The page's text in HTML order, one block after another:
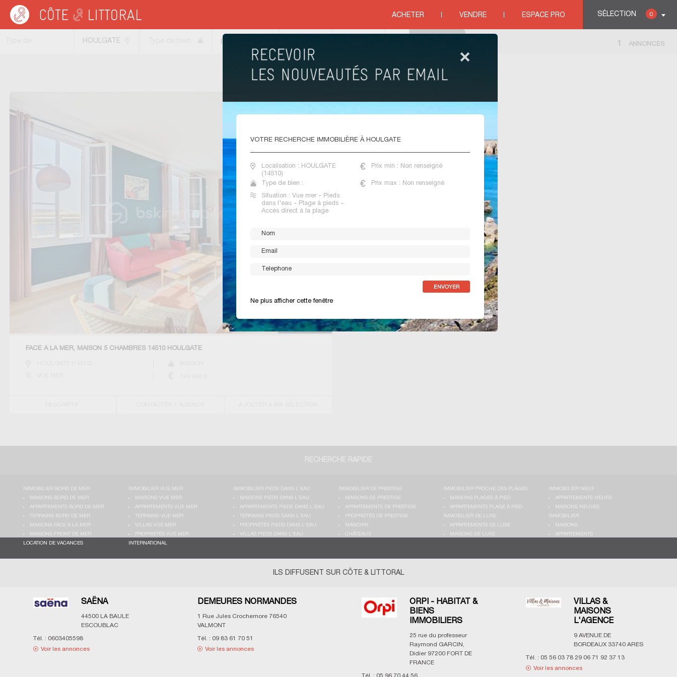
SÉLECTION 0
ACHETER VENDRE ESPACE PRO
Côte & Littoral > Immobilier bord de mer>Maisons bord de mer
VENTE MAISONS DE VACANCES HOULGATE
10 photo(s)
FACE À LA MER, MAISON 5 CHAMBRES 14510 HOULGATE
HOULGATE
Plage à
1 ANNONCES
VOTRE RECHERCHE IMMOBILIÈRE À HOULGATE
Localisation : HOULGATE
(14510)
Prix min : Non renseigné
Type de bien : Prix max : Non renseigné
Situation : Vue mer - Pieds
dans l'eau - Plage à pieds -
Accès direct à la plage
Ne plus afficher cette fenêtre
RECHERCHE RAPIDE
IMMOBILIER BORD DE MER
MAISONS BORD DE MER
APPARTEMENTS BORD DE MER
TERRAINS BORD DE MER
MAISONS FACE À LA MER
MAISONS FRONT DE MER
IMMOBILIER VUE MER
MAISONS VUE MER
APPARTEMENTS VUE MER
TERRAINS VUE MER
VILLAS VUE MER
PROPRIÉTÉS VUE MER
IMMOBILIER PIEDS DANS L'EAU
MAISONS PIEDS DANS L'EAU
APPARTEMENTS PIEDS DANS L'EAU
TERRAINS PIEDS DANS L'EAU
PROPRIÉTÉS PIEDS DANS L'EAU
VILLAS PIEDS DANS L'EAU
IMMOBILIER DE PRESTIGE
MAISONS DE PRESTIGE
APPARTEMENTS DE PRESTIGE
PROPRIÉTÉS DE PRESTIGE
MANOIRS
CHÂTEAUX
IMMOBILIER PROCHE DES PLAGES
MAISONS PLAGES À PIED
APPARTEMENTS PLAGE À PIED
IMMOBILIER NEUF
APPARTEMENTS NEUFS
MAISONS NEUVES
IMMOBILIER DE LUXE
APPARTEMENTS DE LUXE
MAISONS DE LUXE
IMMOBILIER
MAISONS
APPARTEMENTS
LOCATION DE VACANCES
INTERNATIONAL
ILS DIFFUSENT SUR CÔTE & LITTORAL
SAËNA
44500
LA BAULE
ESCOUBLAC
Tél. : 0603405598
Voir les annonces
DEMEURES NORMANDES
1 Rue Jules Crochemore 76540
VALMONT
Tél. : 09 83 61 70 51
Voir les annonces
ORPI - HABITAT &
BIENS
IMMOBILIERS
25 rue du professeur
Raymond GARCIN,
Didier 97200 FORT DE
FRANCE
Tél. : 05 96 70 44 56
VILLAS &
MAISONS
L'AGENCE
9 AVENUE DE
BORDEAUX 33740 ARES
Tél. : 05 56 03 78 29 06 71 92 37 13
Voir les annonces